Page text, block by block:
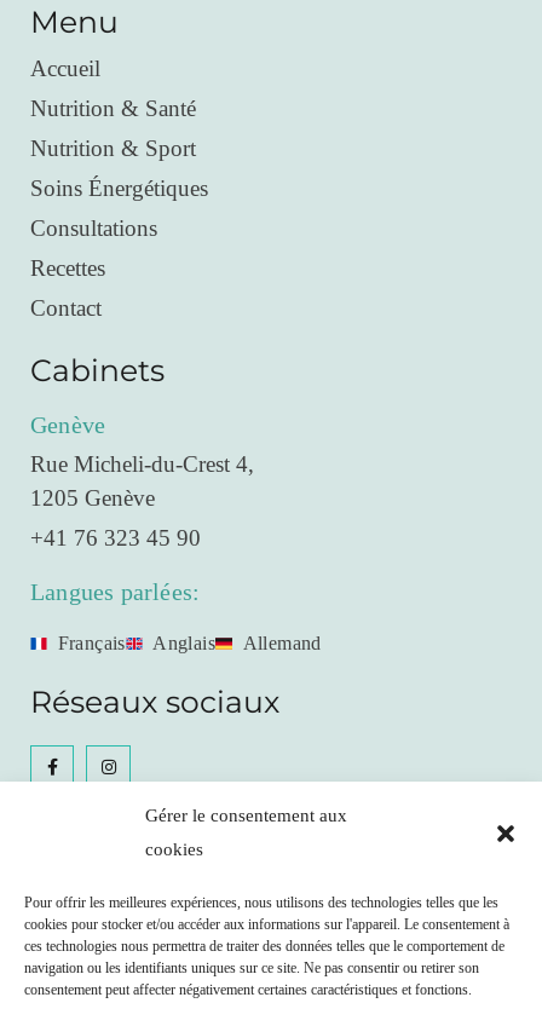
Gérer le consentement aux
cookies
Pour offrir les meilleures expériences, nous utilisons des technologies telles que les
cookies pour stocker et/ou accéder aux informations sur l'appareil. Le consentement à
ces technologies nous permettra de traiter des données telles que le comportement de
navigation ou les identifiants uniques sur ce site. Ne pas consentir ou retirer son
consentement peut affecter négativement certaines caractéristiques et fonctions.
Menu
Accueil
Nutrition & Santé
Nutrition & Sport
Soins Énergétiques
Consultations
Recettes
Contact
Cabinets
Genève
Rue Micheli-du-Crest 4,
1205 Genève
+41 76 323 45 90
Langues parlées:
Français Anglais Allemand
Réseaux sociaux
Prendre RDV
Remboursement possible par votre caisse maladie